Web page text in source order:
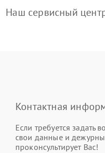
Наш сервисный
Контактная
Если требуется задать
свои данные и
проконсультирует Вас!